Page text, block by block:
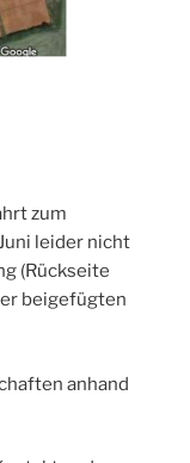
zum
leider nicht
(Rückseite
beigefügten
anhand